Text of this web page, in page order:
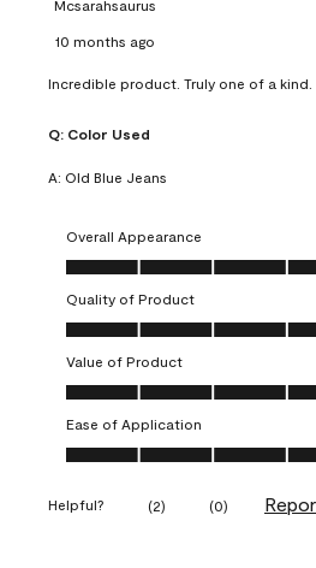
Mcsarahsaurus
10 months ago
Incredible product. Truly one of a kind.
Q: Color Used
A: Old Blue Jeans
Overall Appearance
Overall Appearance, 5.0 out of 5
Quality of Product
Quality of Product, 5.0 out of 5
Value of Product
Value of Product, 5.0 out of 5
Ease of Application
Ease of Application, 5.0 out of 5
Helpful? (2) (0)